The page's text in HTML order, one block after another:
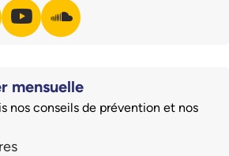
LinkedIn
page Facebook
notre page Instagram
youtube
Visiter notre page Youtube
soundcloud
Visiter notre page
mensuelle
nos conseils de prévention et nos
d'inscription à la newsletter